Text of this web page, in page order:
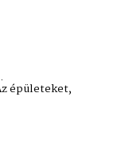
épületeket,